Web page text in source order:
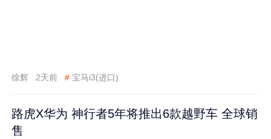
徐辉 2天前 # 宝马i3(进口)
路虎X华为 神行者5年将推出6款越野车 全球销
售